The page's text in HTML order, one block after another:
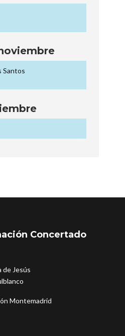
Santos
Concertado
de Jesús
Montemadrid